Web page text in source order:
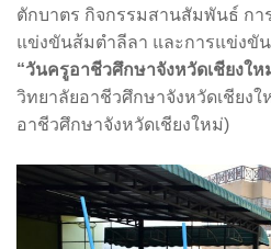
ตักบาตร กิจกรรมสานสัมพันธ์ กา
แข่งขันส้มตำลีลา และการแข่งขั
“วันครูอาชีวศึกษาจังหวัดเชียงให
วิทยาลัยอาชีวศึกษาจังหวัดเชียง
อาชีวศึกษาจังหวัดเชียงใหม่)